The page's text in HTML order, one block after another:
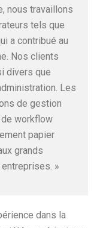
nous travaillons
tels que
a contribué au
Nos clients
divers que
Les
de gestion
de workflow
papier
grands
»
dans la